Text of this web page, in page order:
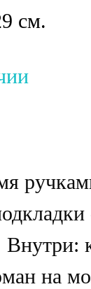
см.
на